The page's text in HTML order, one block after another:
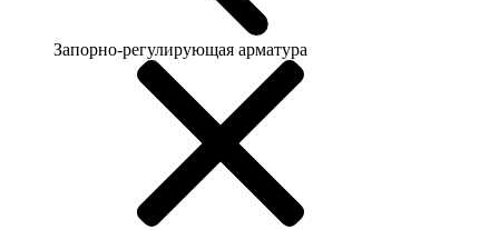
Запорно-регулирующая арматура